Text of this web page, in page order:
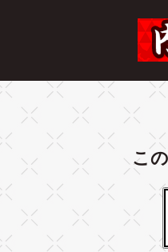
こ